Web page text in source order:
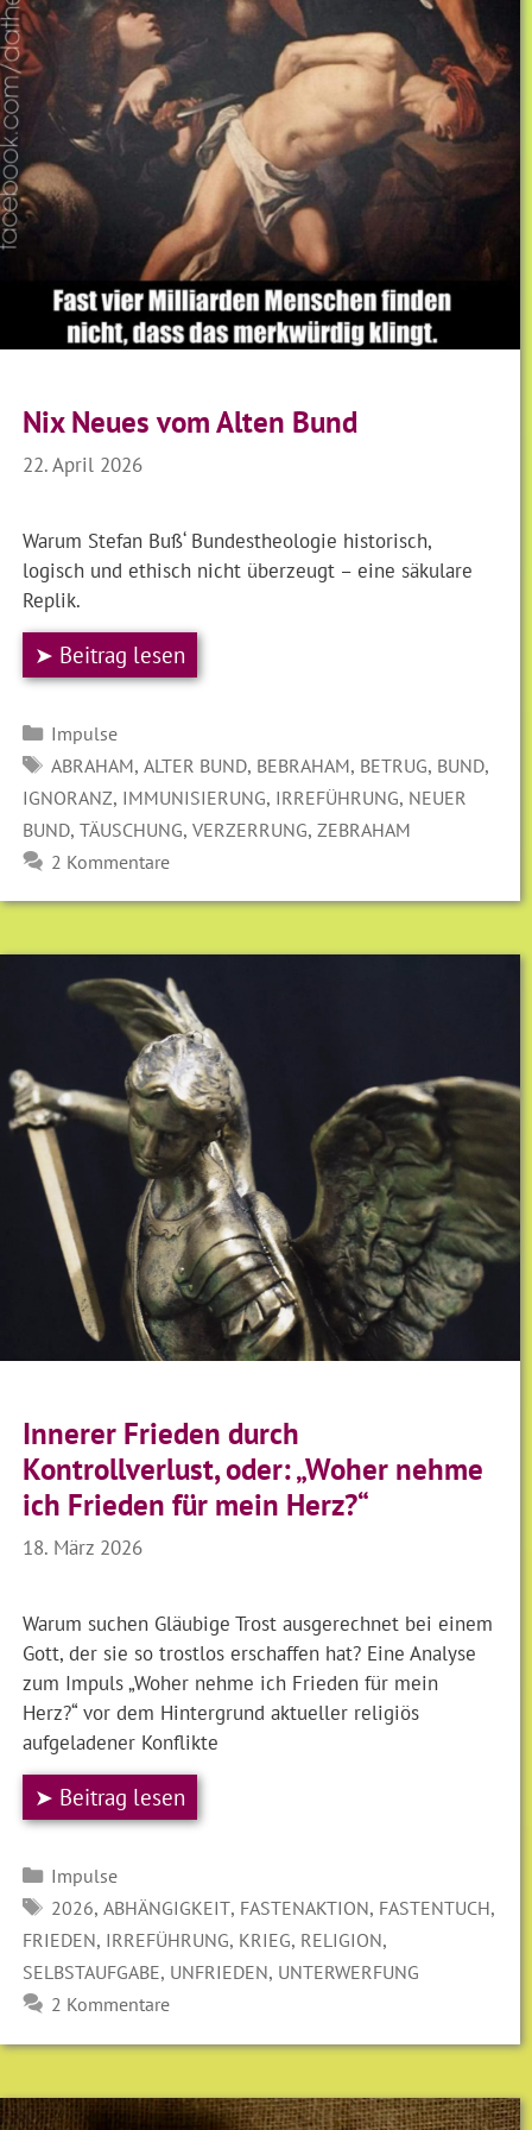
Nix Neues vom Alten Bund
22. April 2026
Warum Stefan Buß‘ Bundestheologie historisch,
logisch und ethisch nicht überzeugt – eine säkulare
Replik.
➤ Beitrag lesen
Kategorien
Impulse
SCHLAGWÖRTER
ABRAHAM, ALTER BUND, BEBRAHAM, BETRUG, BUND,
IGNORANZ, IMMUNISIERUNG, IRREFÜHRUNG, NEUER
BUND,TÄUSCHUNG,VERZERRUNG,ZEBRAHAM
2 Kommentare
Innerer Frieden durch
Kontrollverlust, oder: „Woher nehme
ich Frieden für mein Herz?“
18. März 2026
Warum suchen Gläubige Trost ausgerechnet bei einem
Gott, der sie so trostlos erschaffen hat? Eine Analyse
zum Impuls „Woher nehme ich Frieden für mein
Herz?“ vor dem Hintergrund aktueller religiös
aufgeladener Konflikte
➤ Beitrag lesen
Kategorien
Impulse
SCHLAGWÖRTER
2026, ABHÄNGIGKEIT, FASTENAKTION, FASTENTUCH,
FRIEDEN, IRREFÜHRUNG, KRIEG, RELIGION,
SELBSTAUFGABE, UNFRIEDEN, UNTERWERFUNG
2 Kommentare